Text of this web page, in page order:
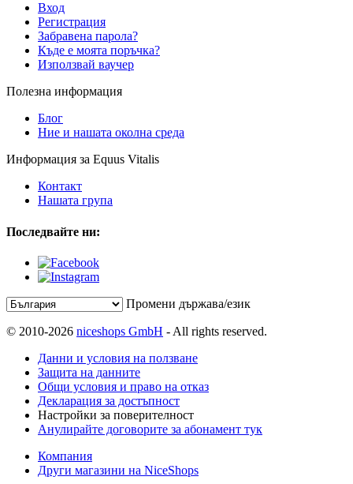
Вход
Регистрация
Забравена парола?
Къде е моята поръчка?
Използвай ваучер
Полезна информация
Блог
Ние и нашата околна среда
Информация за Equus Vitalis
Контакт
Нашата група
Последвайте ни:
Промени държава/език
© 2010-2026 niceshops GmbH - All rights reserved.
Данни и условия на ползване
Защита на данните
Общи условия и право на отказ
Декларация за достъпност
Настройки за поверителност
Анулирайте договорите за абонамент тук
Компания
Други магазини на NiceShops